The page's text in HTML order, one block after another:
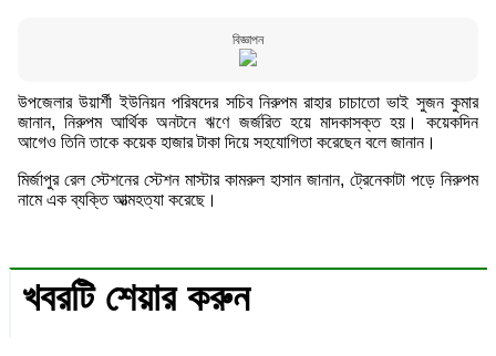
বিজ্ঞাপন
উপজেলার উয়ার্শী ইউনিয়ন পরিষদের সচিব নিরুপম রাহার চাচাতো ভাই সুজন কুমার
জানান, নিরুপম আর্থিক অনটনে ঋণে জর্জরিত হয়ে মাদকাসক্ত হয়। কয়েকদিন
আগেও তিনি তাকে কয়েক হাজার টাকা দিয়ে সহযোগিতা করেছেন বলে জানান।
মির্জাপুর রেল স্টেশনের স্টেশন মাস্টার কামরুল হাসান জানান, ট্রেনেকাটা পড়ে নিরুপম
নামে এক ব্যক্তি আত্মহত্যা করেছে।
খবরটি শেয়ার করুন